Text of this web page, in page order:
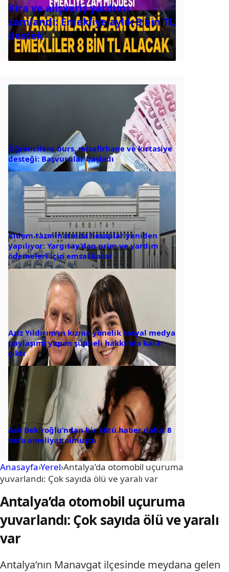
Kira ve alışveriş yardımı
zamlandı: Emekliye aylık 8 bin TL
destek
Öğrencilere burs, misafirhane ve kırtasiye
desteği: Başvurular başladı
Kıdem tazminatında hesaplar yeniden
yapılıyor: Yargıtay’dan prim ve yardım
ödemeleri için emsal karar
Aziz Yıldırım’ın kızına yönelik sosyal medya
paylaşımı yapan şüpheli hakkında karar
çıktı
Aslı Bekiroğlu’ndan bir kötü haber daha: 8
defa ameliyat olmuştu
Anasayfa›Yerel›Antalya’da otomobil uçuruma
yuvarlandı: Çok sayıda ölü ve yaralı var
Antalya’da otomobil uçuruma
yuvarlandı: Çok sayıda ölü ve yaralı
var
Antalya’nın Manavgat ilçesinde meydana gelen